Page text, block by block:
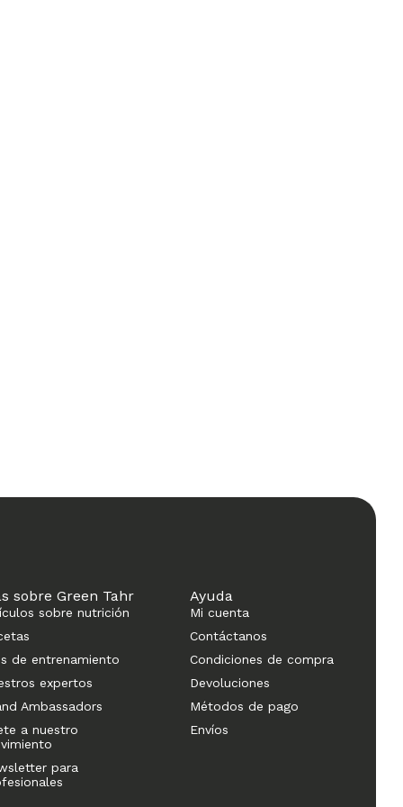
sobre Green Tahr
sobre nutrición
de entrenamiento
expertos
Ambassadors
a nuestro
para
Ayuda
Mi cuenta
Contáctanos
Condiciones de compra
Devoluciones
Métodos de pago
Envíos